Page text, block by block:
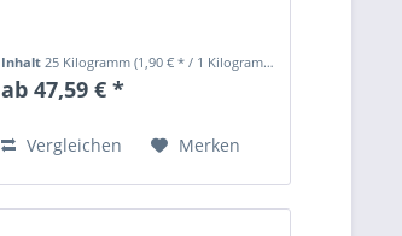
Inhalt25 Kilogramm(1,90 € * / 1 Kilogramm)
ab 47,59 € *
Vergleichen Merken